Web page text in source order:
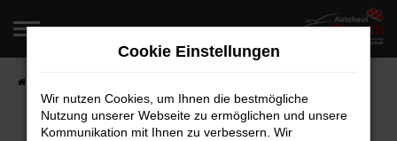
Zum
springen
Cookie Einstellungen
Wir nutzen Cookies, um Ihnen die bestmögliche
Nutzung unserer Webseite zu ermöglichen und unsere
Kommunikation mit Ihnen zu verbessern. Wir